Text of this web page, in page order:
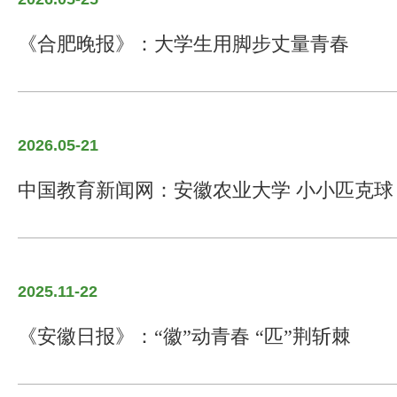
《合肥晚报》：大学生用脚步丈量青春
2026.05-21
中国教育新闻网：安徽农业大学 小小匹克球
2025.11-22
《安徽日报》：“徽”动青春 “匹”荆斩棘